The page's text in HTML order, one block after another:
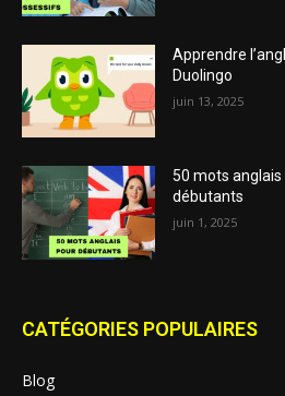
Apprendre
Duolingo
juin 13, 2025
50 mots
débutants
juin 1, 2025
CATÉGORIES POPULAIRES
Blog